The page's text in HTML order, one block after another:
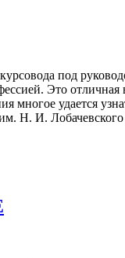
под
Это отличная
удается
Н. И.